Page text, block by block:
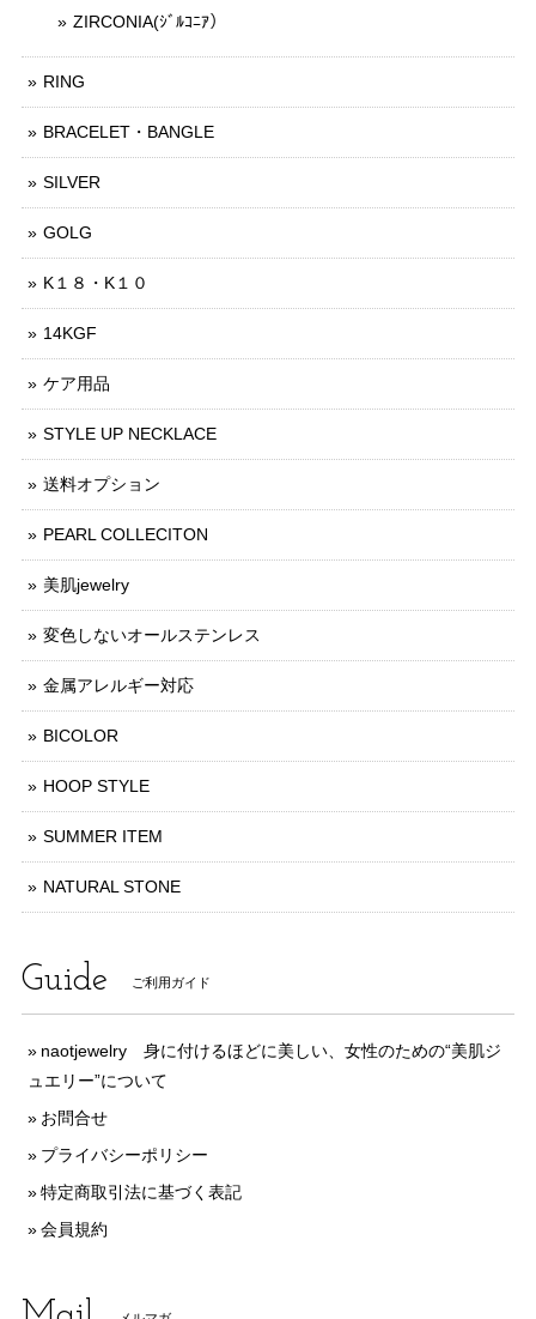
ZIRCONIA(ｼﾞﾙｺﾆｱ）
RING
BRACELET・BANGLE
SILVER
GOLG
K１８・K１０
14KGF
ケア用品
STYLE UP NECKLACE
送料オプション
PEARL COLLECITON
美肌jewelry
変色しないオールステンレス
金属アレルギー対応
BICOLOR
HOOP STYLE
SUMMER ITEM
NATURAL STONE
Guide ご利用ガイド
naotjewelry 身に付けるほどに美しい、女性のための“美肌ジ
ュエリー”について
お問合せ
プライバシーポリシー
特定商取引法に基づく表記
会員規約